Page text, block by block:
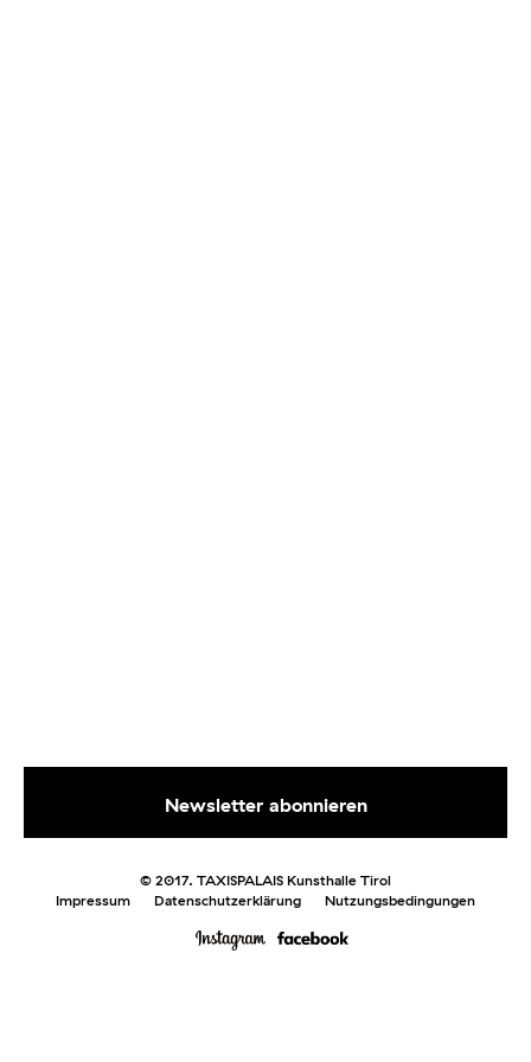
© 2017. TAXISPALAIS Kunsthalle Tirol
Impressum
Datenschutzerklärung Nutzungsbedingungen